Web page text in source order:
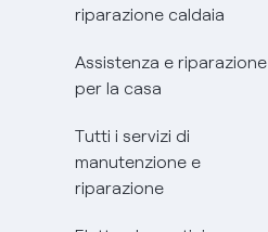
riparazione caldaia
Assistenza e riparazione
per la casa
Tutti i servizi di
manutenzione e
riparazione